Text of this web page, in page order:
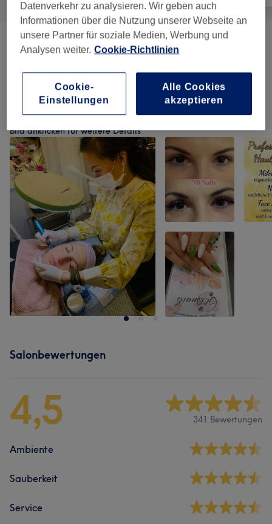
Maniküre & Pediküre (25)
Nagelmodellage (8) ab 5 €
Unsere Arbeit
Bild anklicken für weitere Details
Salonbewertungen
4,5 341 Bewertungen
Ambiente
Sauberkeit
Service
Datenverkehr zu analysieren. Wir geben auch
Informationen über die Nutzung unserer Webseite an
unsere Partner für soziale Medien, Werbung und
Analysen weiter. Cookie-Richtlinien
Cookie-
Einstellungen
Alle Cookies
akzeptieren